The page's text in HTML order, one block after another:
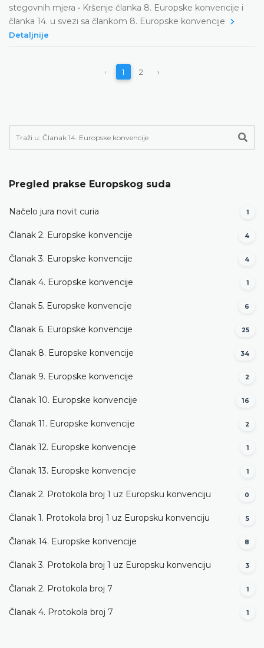
stegovnih mjera • Kršenje članka 8. Europske konvencije i
članka 14. u svezi sa člankom 8. Europske konvencije
Detaljnije
‹ 1 2 ›
Pregled prakse Europskog suda
Načelo jura novit curia 1
Članak 2. Europske konvencije 4
Članak 3. Europske konvencije 4
Članak 4. Europske konvencije 1
Članak 5. Europske konvencije 6
Članak 6. Europske konvencije 25
Članak 8. Europske konvencije 34
Članak 9. Europske konvencije 2
Članak 10. Europske konvencije 16
Članak 11. Europske konvencije 2
Članak 12. Europske konvencije 1
Članak 13. Europske konvencije 1
Članak 2. Protokola broj 1 uz Europsku konvenciju 0
Članak 1. Protokola broj 1 uz Europsku konvenciju 5
Članak 14. Europske konvencije 8
Članak 3. Protokola broj 1 uz Europsku konvenciju 3
Članak 2. Protokola broj 7 1
Članak 4. Protokola broj 7 1